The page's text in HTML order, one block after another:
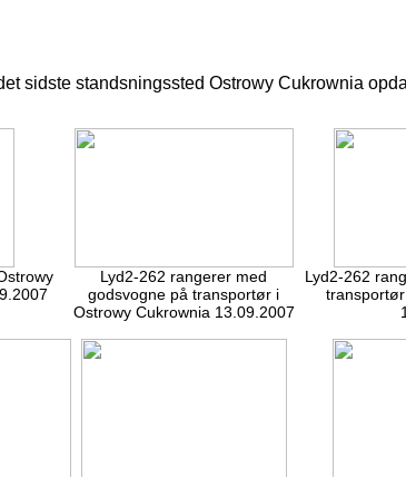
sidste standsningssted Ostrowy Cukrownia
Lyd2-262 rangerer med
godsvogne på transportør i
Ostrowy Cukrownia 13.09.2007
Lyd2-262